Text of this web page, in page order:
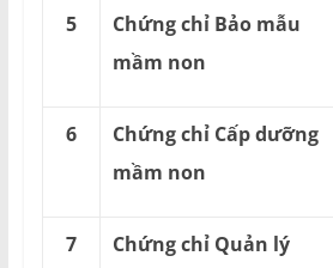
5
Chứng chỉ Bảo mẫu
mầm non
6
Chứng chỉ Cấp dưỡng
mầm non
7
Chứng chỉ Quản lý